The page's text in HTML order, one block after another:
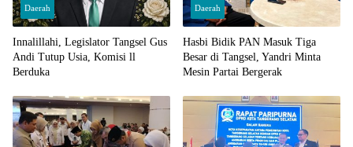
Daerah
Innalillahi, Legislator Tangsel Gus
Andi Tutup Usia, Komisi ll
Berduka
Daerah
Hasbi Bidik PAN Masuk Tiga
Besar di Tangsel, Yandri Minta
Mesin Partai Bergerak